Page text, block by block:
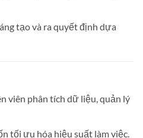
tạo và ra quyết định dựa
viên phân tích dữ liệu, quản lý
tối ưu hóa hiệu suất làm việc.